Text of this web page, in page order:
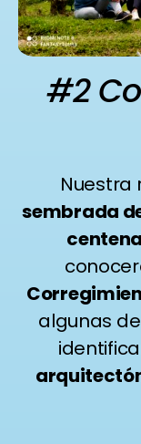
#2
Nuestra
sembrada
algunas